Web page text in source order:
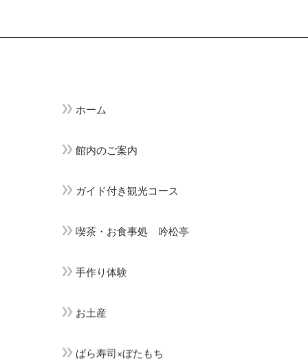
ホーム
館内のご案内
ガイド付き観光コース
喫茶・お食事処 吟松亭
手作り体験
お土産
ばら寿司×ぼたもち